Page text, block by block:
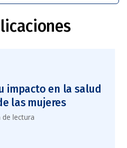
impacto en la salud
las mujeres
lectura